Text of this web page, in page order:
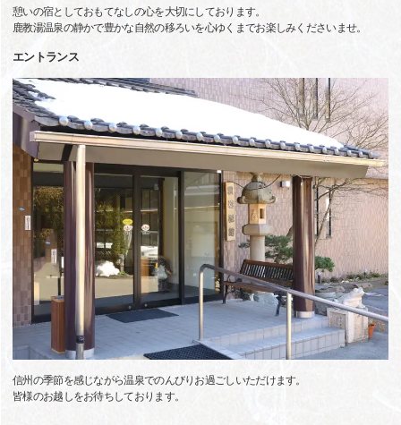
憩いの宿としておもてなしの心を大切にしております。
鹿教湯温泉の静かで豊かな自然の移ろいを心ゆくまでお楽しみくださいませ。
エントランス
信州の季節を感じながら温泉でのんびりお過ごしいただけます。
皆様のお越しをお待ちしております。